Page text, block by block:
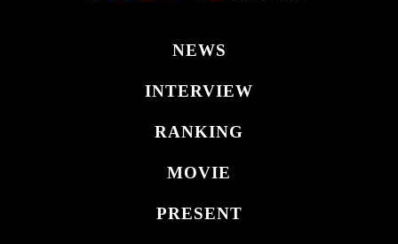
NEWS
INTERVIEW
RANKING
MOVIE
PRESENT